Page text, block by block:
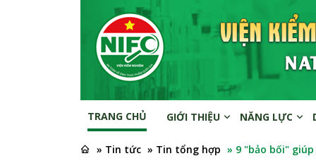
TRANG CHỦ GIỚI THIỆU NĂNG LỰC
» Tin tức » Tin tổng hợp » 9 "bảo bối"